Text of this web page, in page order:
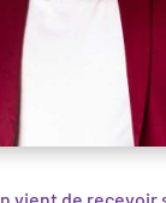
vient de